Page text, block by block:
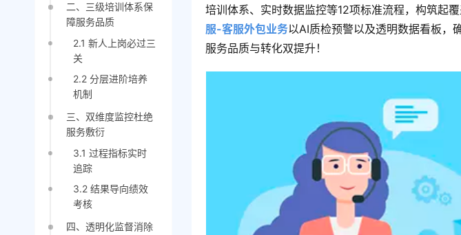
二、三级培训体系保
障服务品质
2.1 新人上岗必过三
关
2.2 分层进阶培养
机制
三、双维度监控杜绝
服务敷衍
3.1 过程指标实时
追踪
3.2 结果导向绩效
考核
四、透明化监督消除
培训体系、实时数据监控等12项标准流程，构筑起
服-客服外包业务以AI质检预警以及透明数据看板，
服务品质与转化双提升！